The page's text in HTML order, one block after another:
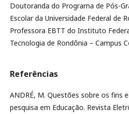
Doutoranda do Programa de Pós-
Escolar da Universidade Federal de
Professora EBTT do Instituto
Tecnologia de Rondônia – Campus
Referências
ANDRÉ, M. Questões sobre os fins
pesquisa em Educação. Revista